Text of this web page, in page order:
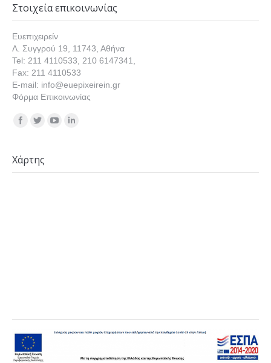
Στοιχεία επικοινωνίας
Ευεπιχειρείν
Λ. Συγγρού 19, 11743, Αθήνα
Tel: 211 4110533, 210 6147341,
Fax: 211 4110533
E-mail: info@euepixeirein.gr
Φόρμα Επικοινωνίας
Find us on:
Χάρτης